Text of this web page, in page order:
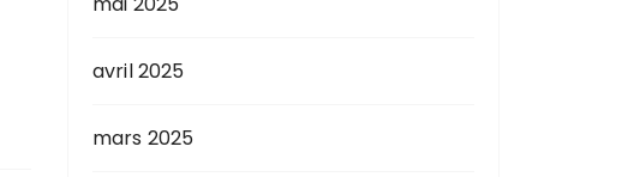
avril 2025
mars 2025